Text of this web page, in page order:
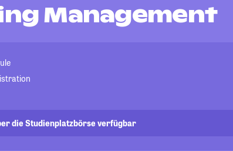
Management
die Studienplatzbörse verfügbar